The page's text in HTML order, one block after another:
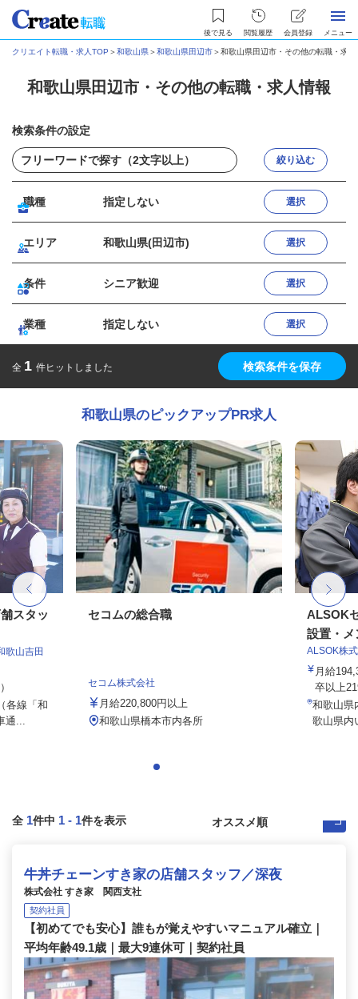
後で見る 閲覧履歴 会員登録 メニュー
クリエイト転職・求人TOP ＞和歌山県＞和歌山県田辺市＞和歌山県田辺市・その他の転職・求人
和歌山県田辺市・その他の転職・求人情報
検索条件の設定
絞り込む
職種 指定しない 選択
エリア 和歌山県(田辺市) 選択
条件 シニア歓迎 選択
業種 指定しない 選択
全 1 件ヒットしました 検索条件を保存
和歌山県のピックアップPR求人
スタッ
歌山吉田
各線「和
...
セコムの総合職
セコム株式会社
月給220,800円以上
和歌山県橋本市内各所
ALSOK
設置・メ
ALSOK株
月給
卒以上
和歌山
歌山県内
全 1件中 1 - 1件を表示
牛丼チェーンすき家の店舗スタッフ／深夜
株式会社 すき家 関西支社
契約社員
【初めてでも安心】誰もが覚えやすいマニュアル確立｜
平均年齢49.1歳｜最大9連休可｜契約社員